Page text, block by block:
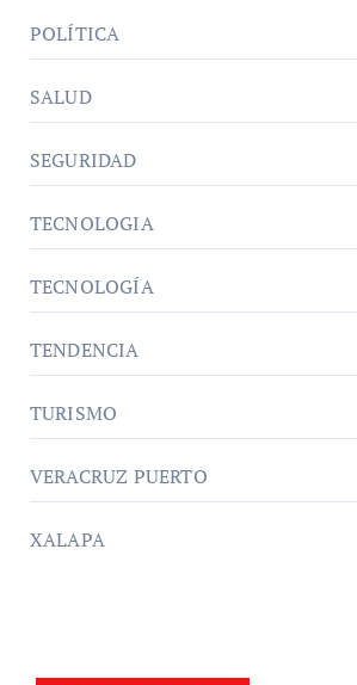
POLÍTICA
SALUD
SEGURIDAD
TECNOLOGIA
TECNOLOGÍA
TENDENCIA
TURISMO
VERACRUZ PUERTO
XALAPA